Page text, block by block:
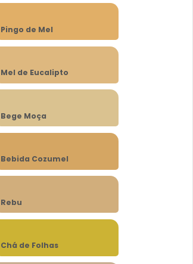
Pingo de Mel
Mel de Eucalipto
Bege Moça
Bebida Cozumel
Rebu
Chá de Folhas